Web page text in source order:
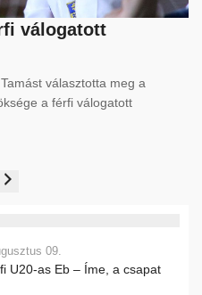
válogatott
választotta meg a
a férfi válogatott
09.
U20-as Eb – Íme, a csapat